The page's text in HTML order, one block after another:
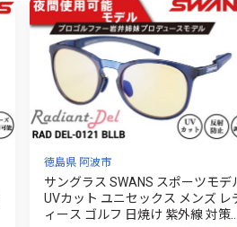
徳島県 阿波市
サングラス SWANS スポーツモデ
UVカット ユニセックス メンズ レ
ィース ゴルフ 日焼け 紫外線 対策